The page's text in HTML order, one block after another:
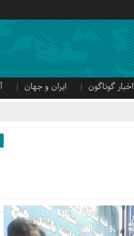
اخبار گوناگون ایران و جهان